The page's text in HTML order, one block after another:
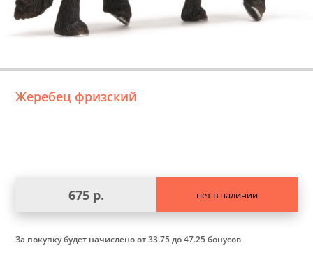
Жеребец фризский
675 р. нет в наличии
За покупку будет начисленоот 33.75 до 47.25 бонусов